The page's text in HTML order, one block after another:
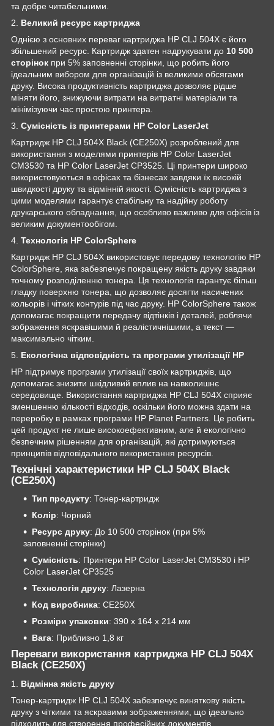
та добре читабельними.
2. Великий ресурс картриджа
Однією з основних переваг картриджа HP CLJ 504X є його
збільшений ресурс. Картридж здатен надрукувати до 10 500
сторінок при 5% заповненні сторінки, що робить його
ідеальним вибором для організацій із великими обсягами
друку. Висока продуктивність картриджа дозволяє рідше
міняти його, знижуючи витрати на витратні матеріали та
мінімізуючи час простою принтера.
3. Сумісність із принтерами HP Color LaserJet
Картридж HP CLJ 504X Black (CE250X) розроблений для
використання з моделями принтерів HP Color LaserJet
CM3530 та HP Color LaserJet CP3525. Ці принтери широко
використовуються в офісах та бізнесах завдяки їх високій
швидкості друку та відмінній якості. Сумісність картриджа з
цими моделями гарантує стабільну та надійну роботу
друкарського обладнання, що особливо важливо для офісів із
великим документообігом.
4. Технологія HP ColorSphere
Картридж HP CLJ 504X використовує передову технологію HP
ColorSphere, яка забезпечує покращену якість друку завдяки
точному розподіленню тонера. Ця технологія гарантує більш
гладку поверхню тонера, що дозволяє досягти насичених
кольорів і чітких контурів під час друку. HP ColorSphere також
допомагає покращити передачу відтінків і деталей, роблячи
зображення яскравішими й реалістичнішими, а текст —
максимально чітким.
5. Екологічна відповідність та програми утилізації HP
HP підтримує програми утилізації своїх картриджів, що
допомагає знизити шкідливий вплив на навколишнє
середовище. Використання картриджа HP CLJ 504X сприяє
зменшенню кількості відходів, оскільки його можна здати на
переробку в рамках програми HP Planet Partners. Це робить
цей продукт не лише високоефективним, але й екологічно
безпечним рішенням для організацій, які дотримуються
принципів відповідального використання ресурсів.
Технічні характеристики HP CLJ 504X Black
(CE250X)
Тип продукту: Тонер-картридж
Колір: Чорний
Ресурс друку: До 10 500 сторінок (при 5%
заповненні сторінки)
Сумісність: Принтери HP Color LaserJet CM3530 і HP
Color LaserJet CP3525
Технологія друку: Лазерна
Код виробника: CE250X
Розміри упаковки: 390 x 164 x 214 мм
Вага: Приблизно 1,8 кг
Переваги використання картриджа HP CLJ 504X
Black (CE250X)
1. Відмінна якість друку
Тонер-картридж HP CLJ 504X забезпечує виняткову якість
друку з чіткими та яскравими зображеннями, що ідеально
підходить для створення професійних документів.